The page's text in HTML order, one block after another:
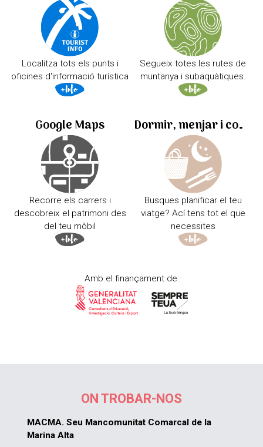
Localitza tots els punts i
oficines d'informació turística
Segueix totes les rutes de
muntanya i subaquàtiques.
Google Maps
Recorre els carrers i
descobreix el patrimoni des
del teu mòbil
Dormir, menjar i comprar
Busques planificar el teu
viatge? Ací tens tot el que
necessites
Amb el finançament de:
ON TROBAR-NOS
MACMA. Seu Mancomunitat Comarcal de la
Marina Alta